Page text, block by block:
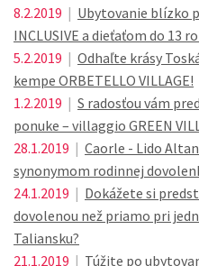
8.2.2019 | Ubytovanie blízko
INCLUSIVE a dieťaťom do 13
5.2.2019 | Odhaľte krásy
kempe ORBETELLO VILLAGE!
1.2.2019 | S radosťou vám
ponuke – villaggio GREEN
28.1.2019 | Caorle - Lido
synonymom rodinnej
24.1.2019 | Dokážete si
dovolenou než priamo pri
Taliansku?
21.1.2019 | Túžite po